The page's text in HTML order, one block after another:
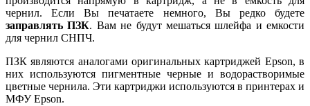
чернил. Если Вы печатаете немного, Вы редко будете
заправлять ПЗК. Вам не будут мешаться шлейфа и емкости
для чернил СНПЧ.
ПЗК являются аналогами оригинальных картриджей Epson, в
них используются пигментные черные и водорастворимые
цветные чернила. Эти картриджи используются в принтерах и
МФУ Epson.